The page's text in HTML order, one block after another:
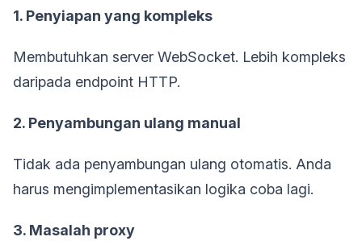
1. Penyiapan yang kompleks
Membutuhkan server WebSocket. Lebih kompleks
daripada endpoint HTTP.
2. Penyambungan ulang manual
Tidak ada penyambungan ulang otomatis. Anda
harus mengimplementasikan logika coba lagi.
3. Masalah proxy